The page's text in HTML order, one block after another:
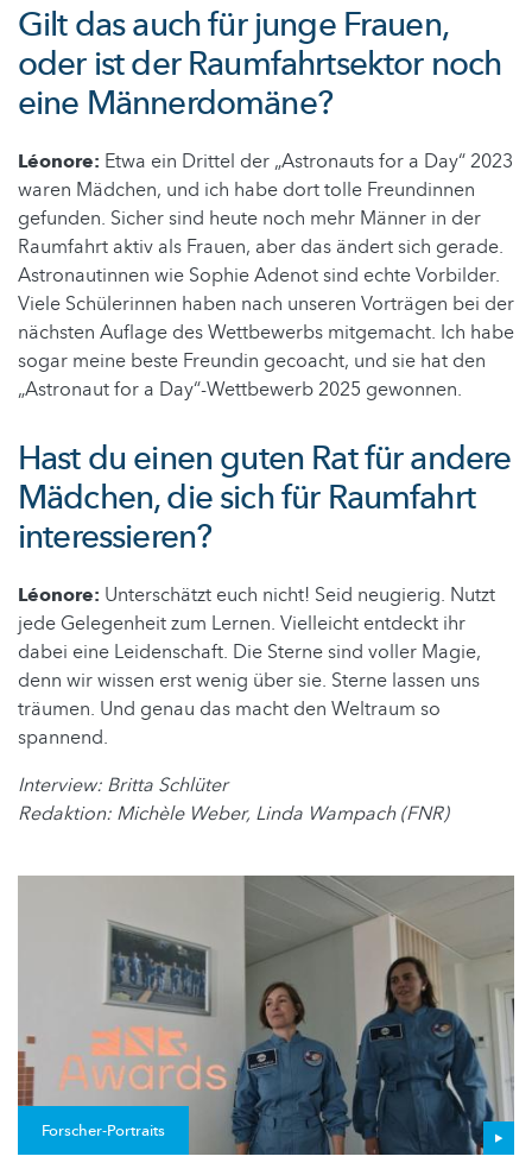
Gilt das auch für junge Frauen,
oder ist der Raumfahrtsektor noch
eine Männerdomäne?
Léonore: Etwa ein Drittel der „Astronauts for a Day“ 2023
waren Mädchen, und ich habe dort tolle Freundinnen
gefunden. Sicher sind heute noch mehr Männer in der
Raumfahrt aktiv als Frauen, aber das ändert sich gerade.
Astronautinnen wie Sophie Adenot sind echte Vorbilder.
Viele Schülerinnen haben nach unseren Vorträgen bei der
nächsten Auflage des Wettbewerbs mitgemacht. Ich habe
sogar meine beste Freundin gecoacht, und sie hat den
„Astronaut for a Day“-Wettbewerb 2025 gewonnen.
Hast du einen guten Rat für andere
Mädchen, die sich für Raumfahrt
interessieren?
Léonore: Unterschätzt euch nicht! Seid neugierig. Nutzt
jede Gelegenheit zum Lernen. Vielleicht entdeckt ihr
dabei eine Leidenschaft. Die Sterne sind voller Magie,
denn wir wissen erst wenig über sie. Sterne lassen uns
träumen. Und genau das macht den Weltraum so
spannend.
Interview: Britta Schlüter
Redaktion: Michèle Weber, Linda Wampach (FNR)
Forscher-Portraits